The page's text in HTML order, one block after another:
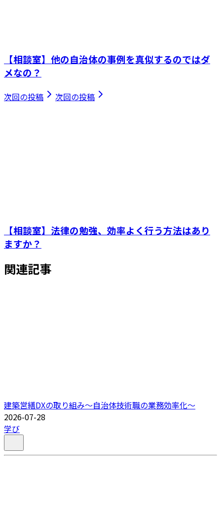
【相談室】他の自治体の事例を真似するのではダ
メなの？
次回の投稿 次回の投稿
【相談室】法律の勉強、効率よく行う方法はあり
ますか？
関連記事
建築営繕DXの取り組み～自治体技術職の業務効率化～
2026-07-28
学び